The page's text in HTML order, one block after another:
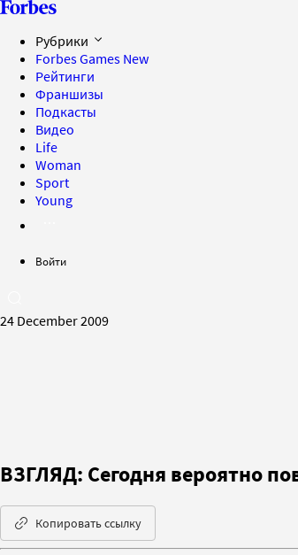
Рубрики
Forbes Games New
Рейтинги
Франшизы
Подкасты
Видео
Life
Woman
Sport
Young
Войти
24 December 2009
ВЗГЛЯД: Сегодня вероятно
Копировать ссылку